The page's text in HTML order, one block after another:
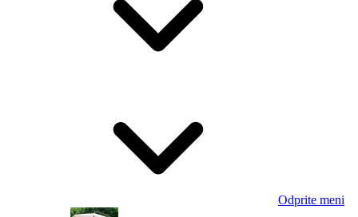
Odprite meni